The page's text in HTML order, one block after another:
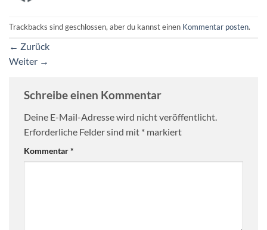
Trackbacks sind geschlossen, aber du kannst einen Kommentar posten.
← Zurück
Weiter →
Schreibe einen Kommentar
Deine E-Mail-Adresse wird nicht veröffentlicht.
Erforderliche Felder sind mit * markiert
Kommentar*